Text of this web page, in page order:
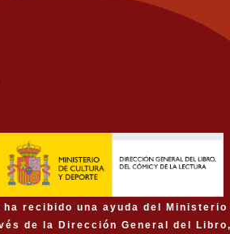
ha recibido una ayuda del
de la Dirección General del